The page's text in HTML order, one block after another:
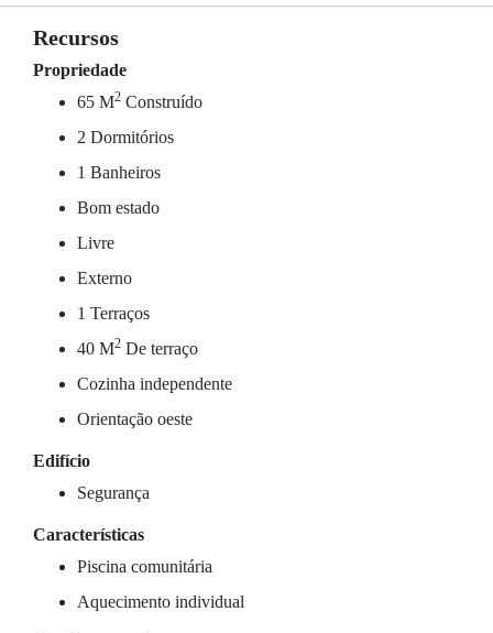
Recursos
Propriedade
65 M2 Construído
2 Dormitórios
1 Banheiros
Bom estado
Livre
Externo
1 Terraços
40 M2 De terraço
Cozinha independente
Orientação oeste
Edifício
Segurança
Características
Piscina comunitária
Aquecimento individual